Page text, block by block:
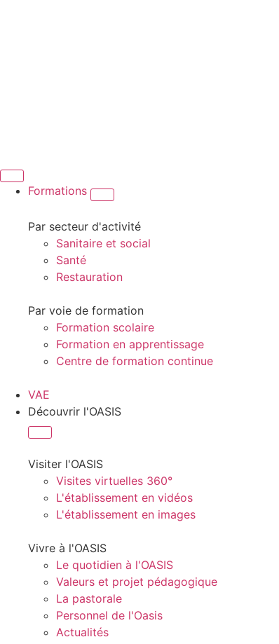
Formations
Par secteur d'activité
Sanitaire et social
Santé
Restauration
Par voie de formation
Formation scolaire
Formation en apprentissage
Centre de formation continue
VAE
Découvrir l'OASIS
Visiter l'OASIS
Visites virtuelles 360°
L'établissement en vidéos
L'établissement en images
Vivre à l'OASIS
Le quotidien à l'OASIS
Valeurs et projet pédagogique
La pastorale
Personnel de l'Oasis
Actualités